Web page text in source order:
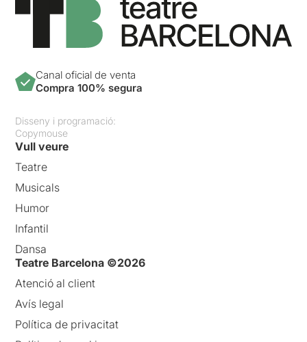
Canal oficial de venta
Compra 100% segura
Disseny i programació:
Copymouse
Vull veure
Teatre
Musicals
Humor
Infantil
Dansa
Teatre Barcelona ©2026
Atenció al client
Avís legal
Política de privacitat